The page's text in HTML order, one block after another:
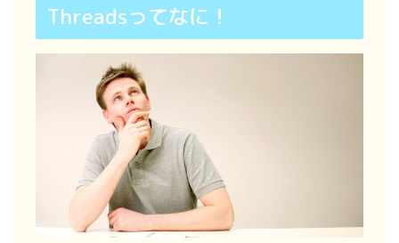
Threadsってなに！